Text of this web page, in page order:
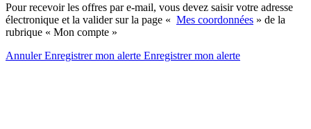
Pour recevoir les offres par e-mail, vous devez saisir votre adresse
électronique et la valider sur la page « Mes coordonnées » de la
rubrique « Mon compte »
AnnulerEnregistrer mon alerte Enregistrermon alerte